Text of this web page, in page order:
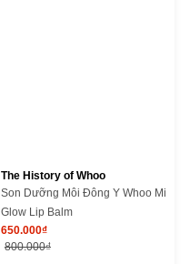
The History of Whoo
Son Dưỡng Môi Đông Y Whoo Mi
Glow Lip Balm
650.000₫
800.000₫